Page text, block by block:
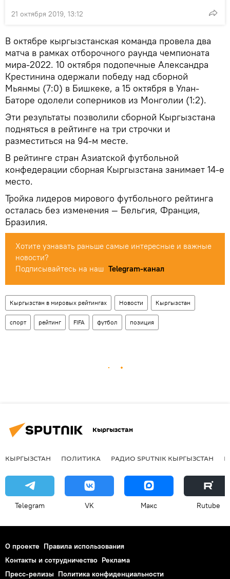
21 октября 2019, 13:12
В октябре кыргызстанская команда провела два
матча в рамках отборочного раунда чемпионата
мира-2022. 10 октября подопечные Александра
Крестинина одержали победу над сборной
Мьянмы (7:0) в Бишкеке, а 15 октября в Улан-
Баторе одолели соперников из Монголии (1:2).
Эти результаты позволили сборной Кыргызстана
подняться в рейтинге на три строчки и
разместиться на 94-м месте.
В рейтинге стран Азиатской футбольной
конфедерации сборная Кыргызстана занимает 14-е
место.
Тройка лидеров мирового футбольного рейтинга
осталась без изменения — Бельгия, Франция,
Бразилия.
Хотите узнавать раньше самые интересные и важные
новости?
Подписывайтесь на наш Telegram-канал
Кыргызстан в мировых рейтингах Новости Кыргызстан
спорт рейтинг FIFA футбол позиция
Кыргызстан
КЫРГЫЗСТАН ПОЛИТИКА РАДИО SPUTNIK КЫРГЫЗСТАН
Telegram VK Макс Rutube
О проекте Правила использования
Контакты и сотрудничество Реклама
Пресс-релизы Политика конфиденциальности